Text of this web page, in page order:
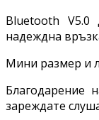
Bluetooth V5.0
надеждна
Мини размер и
Благодарение
зареждате